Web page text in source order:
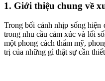
1. Giới thiệu chung về
Trong bối cảnh nhịp sống hiện
trong nhu cầu cảm xúc và lối
một phong cách thẩm mỹ,
trị của những gì thật sự cần